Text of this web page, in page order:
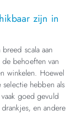
zijn in
scala aan
behoeften van
winkelen. Hoewel
hebben als
goed gevuld
en andere